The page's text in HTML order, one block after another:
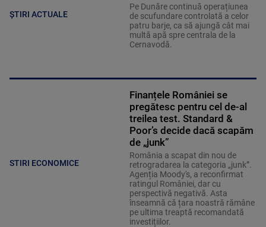
ȘTIRI ACTUALE
Pe Dunăre continuă operațiunea
de scufundare controlată a celor
patru barje, ca să ajungă cât mai
multă apă spre centrala de la
Cernavodă.
STIRI ECONOMICE
Finanțele României se
pregătesc pentru cel de-al
treilea test. Standard &
Poor’s decide dacă scapăm
de „junk”
România a scapat din nou de
retrogradarea la categoria „junk”.
Agenția Moody's, a reconfirmat
ratingul României, dar cu
perspectivă negativă. Asta
înseamnă că țara noastră rămâne
pe ultima treaptă recomandată
investițiilor.